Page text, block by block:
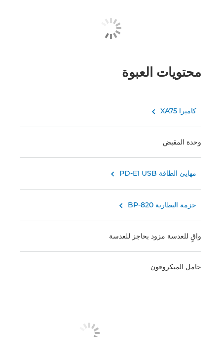
محتويات العبوة
كاميرا XA75 
وحدة المقبض
مهايئ الطاقة PD-E1 USB 
حزمة البطارية BP-820 
واقٍ للعدسة مزود بحاجز للعدسة
حامل الميكروفون